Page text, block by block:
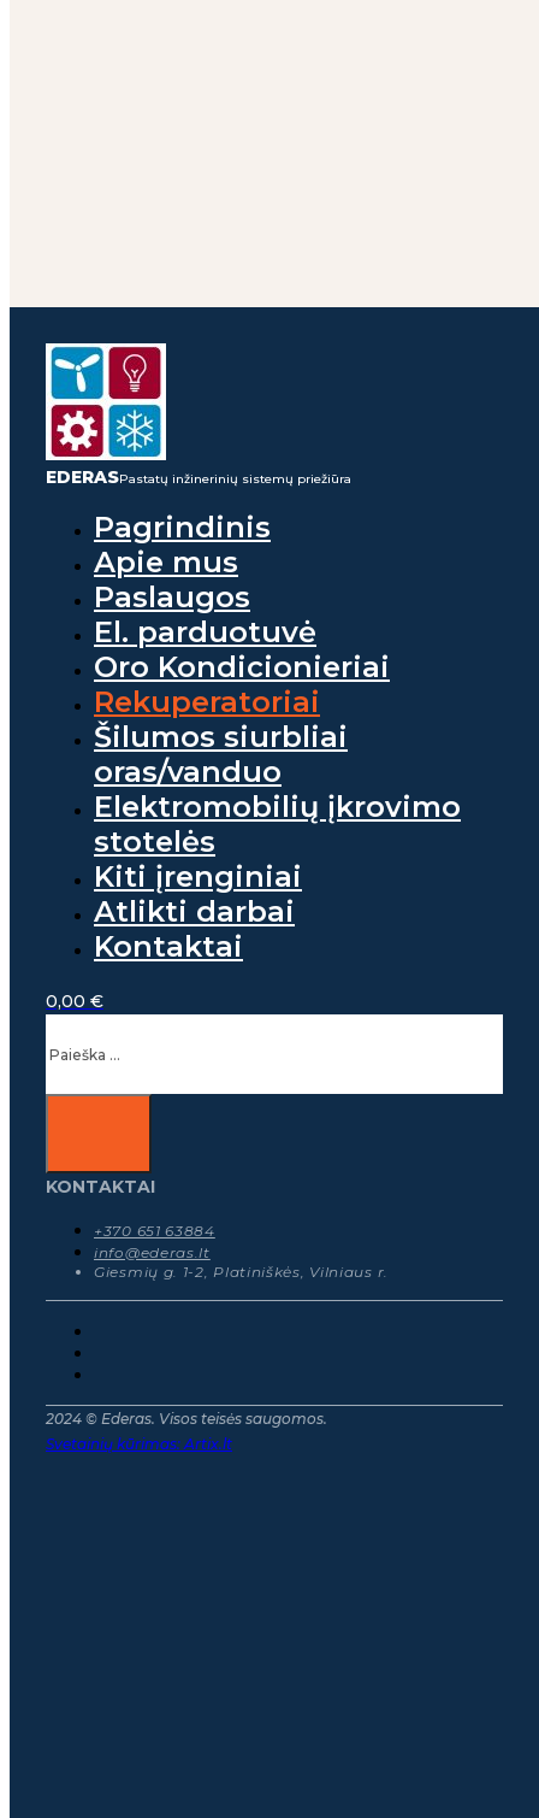
EDERASPastatų inžinerinių sistemų priežiūra
Pagrindinis
Apie mus
Paslaugos
El. parduotuvė
Oro Kondicionieriai
Rekuperatoriai
Šilumos siurbliai
oras/vanduo
Elektromobilių įkrovimo
stotelės
Kiti įrenginiai
Atlikti darbai
Kontaktai
0,00 €
KONTAKTAI
+370 651 63884
info@ederas.lt
Giesmių g. 1-2, Platiniškės, Vilniaus r.
2024 © Ederas. Visos teisės saugomos.
Svetainių kūrimas:Artix.lt